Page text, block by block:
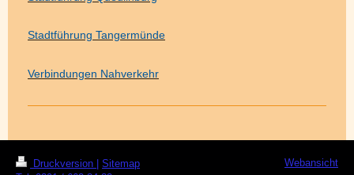
Stadtführung Tangermünde
Verbindungen Nahverkehr
Druckversion | Sitemap
Webansicht